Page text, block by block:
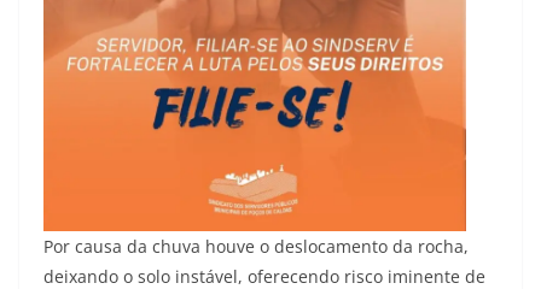
Por causa da chuva houve o deslocamento da rocha,
deixando o solo instável, oferecendo risco iminente de